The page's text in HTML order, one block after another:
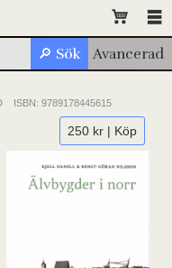
ISBN: 9789178445615
250 kr | Köp